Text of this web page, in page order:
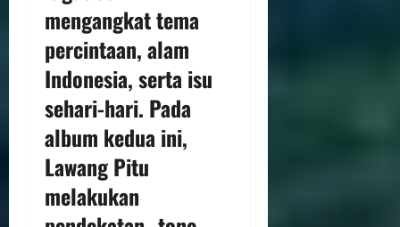
mengangkat tema
percintaan, alam
Indonesia, serta isu
sehari-hari. Pada
album kedua ini,
Lawang Pitu
melakukan